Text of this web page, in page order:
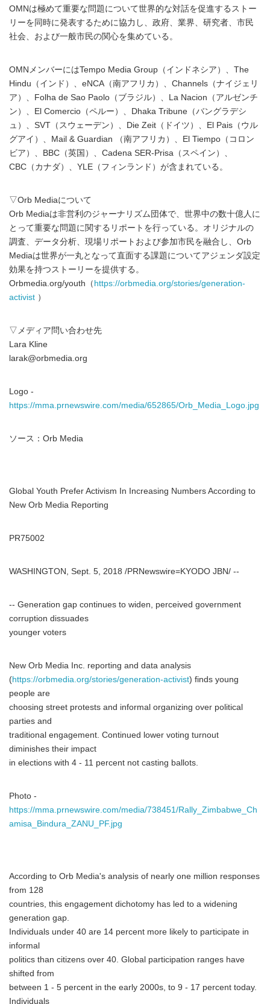
OMNは極めて重要な問題について世界的な対話を促進するストー
リーを同時に発表するために協力し、政府、業界、研究者、市民
社会、および一般市民の関心を集めている。
OMNメンバーにはTempo Media Group（インドネシア）、The
Hindu（インド）、eNCA（南アフリカ）、Channels（ナイジェリ
ア）、Folha de Sao Paolo（ブラジル）、La Nacion（アルゼンチ
ン）、El Comercio（ペルー）、Dhaka Tribune（バングラデシ
ュ）、SVT（スウェーデン）、Die Zeit（ドイツ）、El Pais（ウル
グアイ）、Mail & Guardian （南アフリカ）、El Tiempo（コロン
ビア）、BBC（英国）、Cadena SER-Prisa（スペイン）、
CBC（カナダ）、YLE（フィンランド）が含まれている。
▽Orb Mediaについて
Orb Mediaは非営利のジャーナリズム団体で、世界中の数十億人に
とって重要な問題に関するリポートを行っている。オリジナルの
調査、データ分析、現場リポートおよび参加市民を融合し、Orb
Mediaは世界が一丸となって直面する課題についてアジェンダ設定
効果を持つストーリーを提供する。
Orbmedia.org/youth（ https://orbmedia.org/stories/generation-
activist ）
▽メディア問い合わせ先
Lara Kline
larak@orbmedia.org
Logo -
https://mma.prnewswire.com/media/652865/Orb_Media_Logo.jpg
ソース：Orb Media
Global Youth Prefer Activism In Increasing Numbers According to
New Orb Media Reporting
PR75002
WASHINGTON, Sept. 5, 2018 /PRNewswire=KYODO JBN/ --
-- Generation gap continues to widen, perceived government
corruption dissuades
younger voters
New Orb Media Inc. reporting and data analysis
(https://orbmedia.org/stories/generation-activist) finds young
people are
choosing street protests and informal organizing over political
parties and
traditional engagement. Continued lower voting turnout
diminishes their impact
in elections with 4 - 11 percent not casting ballots.
Photo -
https://mma.prnewswire.com/media/738451/Rally_Zimbabwe_Ch
amisa_Bindura_ZANU_PF.jpg
According to Orb Media's analysis of nearly one million responses
from 128
countries, this engagement dichotomy has led to a widening
generation gap.
Individuals under 40 are 14 percent more likely to participate in
informal
politics than citizens over 40. Global participation ranges have
shifted from
between 1 - 5 percent in the early 2000s, to 9 - 17 percent today.
Individuals